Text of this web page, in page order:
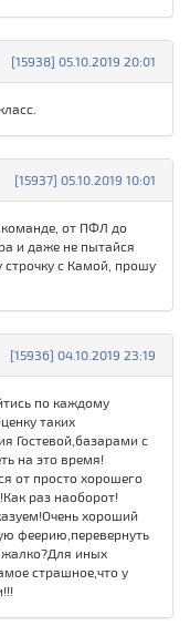
[15938] 05.10.2019 20:01
[15937] 05.10.2019 10:01
от ПФЛ до
и даже не пытайся
строчку с Камой, прошу
[15936] 04.10.2019 23:19
по каждому
таких
Гостевой,базарами с
на это время!
от просто хорошего
раз наоборот!
хороший
феерию,перевернуть
иных
страшное,что у